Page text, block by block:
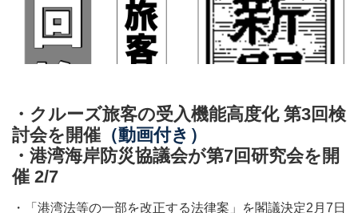
・クルーズ旅客の受入機能高度化 第3回検
討会を開催 （動画付き）
・港湾海岸防災協議会が第7回研究会を開
催 2/7
・「港湾法等の一部を改正する法律案」を閣議決定2月7日